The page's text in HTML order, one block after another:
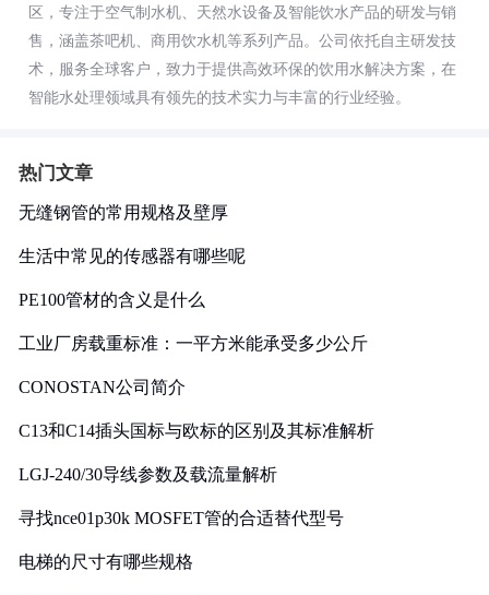
区，专注于空气制水机、天然水设备及智能饮水产品的研发与销
售，涵盖茶吧机、商用饮水机等系列产品。公司依托自主研发技
术，服务全球客户，致力于提供高效环保的饮用水解决方案，在
智能水处理领域具有领先的技术实力与丰富的行业经验。
热门文章
无缝钢管的常用规格及壁厚
生活中常见的传感器有哪些呢
PE100管材的含义是什么
工业厂房载重标准：一平方米能承受多少公斤
CONOSTAN公司简介
C13和C14插头国标与欧标的区别及其标准解析
LGJ-240/30导线参数及载流量解析
寻找nce01p30k MOSFET管的合适替代型号
电梯的尺寸有哪些规格